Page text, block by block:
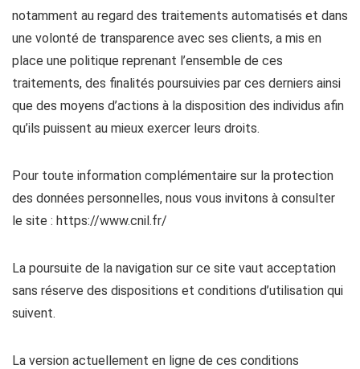
notamment au regard des traitements automatisés et dans
une volonté de transparence avec ses clients, a mis en
place une politique reprenant l’ensemble de ces
traitements, des finalités poursuivies par ces derniers ainsi
que des moyens d’actions à la disposition des individus afin
qu’ils puissent au mieux exercer leurs droits.
Pour toute information complémentaire sur la protection
des données personnelles, nous vous invitons à consulter
le site : https://www.cnil.fr/
La poursuite de la navigation sur ce site vaut acceptation
sans réserve des dispositions et conditions d’utilisation qui
suivent.
La version actuellement en ligne de ces conditions